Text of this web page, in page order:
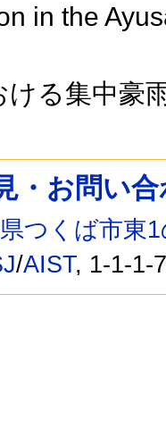
in the
ける集中豪
・お問い
つくば市東
/AIST, 1-1-1-